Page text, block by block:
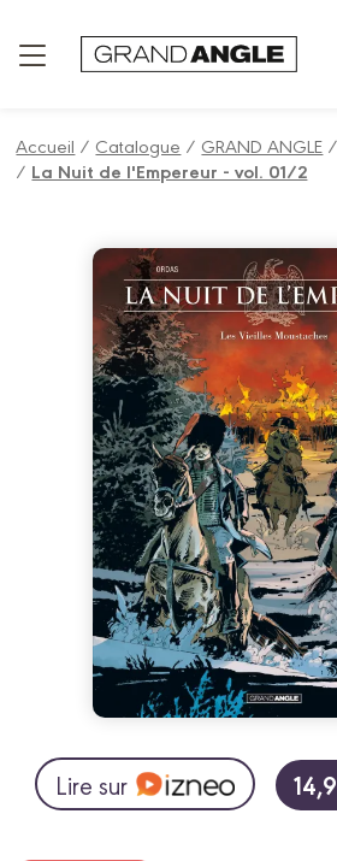
Accueil / Catalogue / GRAND ANGLE
/ La Nuit de l'Empereur - vol. 01/2
Lire sur